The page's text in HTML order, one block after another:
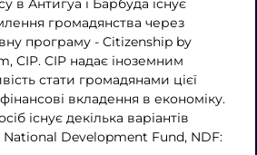
в Антигуа і Барбуда існує
громадянства через
програму - Citizenship by
CIP. CIP надає іноземним
стати громадянами цієї
вкладення в економіку.
існує декілька варіантів
National Development Fund, NDF: